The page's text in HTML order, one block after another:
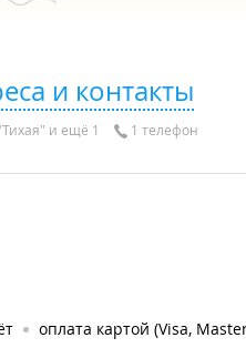
и контакты
и ещё 1 1 телефон
оплата картой (Visa,